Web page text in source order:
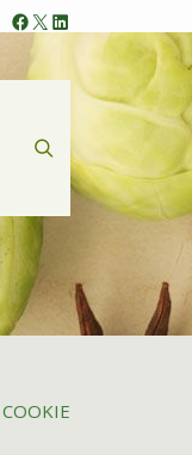
Facebook
XLinkedIn
COOKIE